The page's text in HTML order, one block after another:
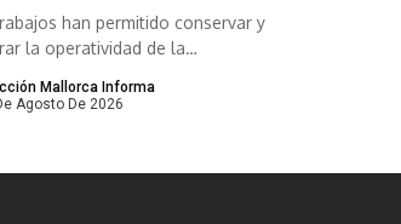
han permitido conservar y
la operatividad de la
Mallorca Informa
Agosto De 2026